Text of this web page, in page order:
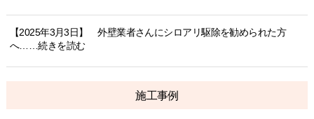
【2025年3月3日】 外壁業者さんにシロアリ駆除を勧められた方
へ……続きを読む
施工事例